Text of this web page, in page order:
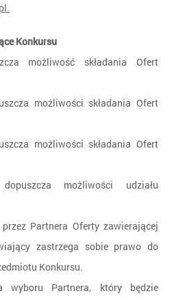
Konkursu
możliwość składania Ofert
możliwości składania Ofert
możliwości składania Ofert
możliwości udziału
Partnera Oferty zawierającej
zastrzega sobie prawo do
Konkursu.
wyboru Partnera, który będzie